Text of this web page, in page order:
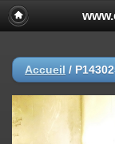
Accueil /